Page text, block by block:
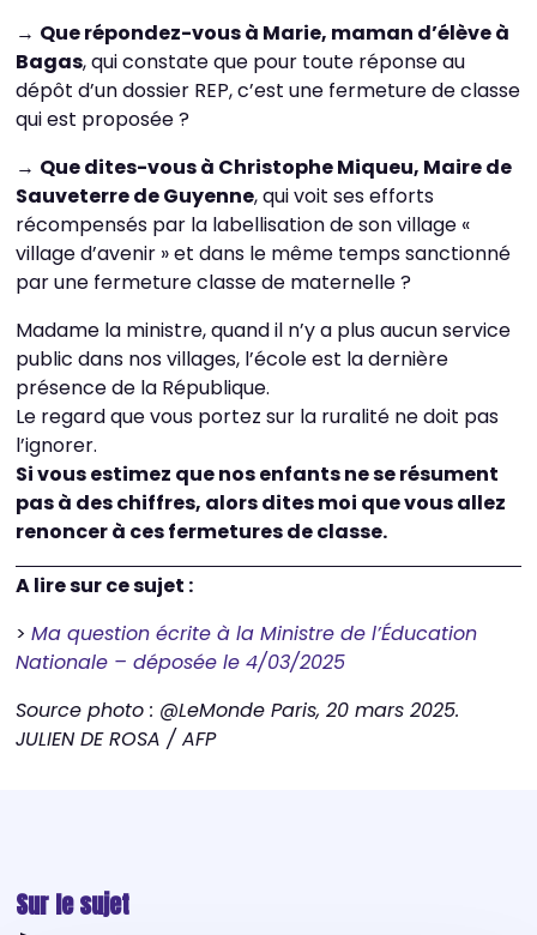
→ Que répondez-vous à Marie, maman d’élève à
Bagas, qui constate que pour toute réponse au
dépôt d’un dossier REP, c’est une fermeture de classe
qui est proposée ?
→ Que dites-vous à Christophe Miqueu, Maire de
Sauveterre de Guyenne, qui voit ses efforts
récompensés par la labellisation de son village «
village d’avenir » et dans le même temps sanctionné
par une fermeture classe de maternelle ?
Madame la ministre, quand il n’y a plus aucun service
public dans nos villages, l’école est la dernière
présence de la République.
Le regard que vous portez sur la ruralité ne doit pas
l’ignorer.
Si vous estimez que nos enfants ne se résument
pas à des chiffres, alors dites moi que vous allez
renoncer à ces fermetures de classe.
A lire sur ce sujet :
>Ma question écrite à la Ministre de l’Éducation
Nationale – déposée le 4/03/2025
Source photo : @LeMonde Paris, 20 mars 2025.
JULIEN DE ROSA / AFP
Sur le sujet